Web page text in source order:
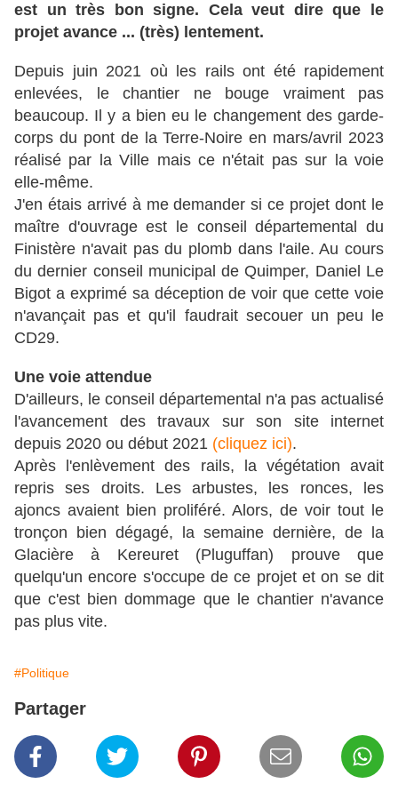
est un très bon signe. Cela veut dire que le
projet avance ... (très) lentement.
Depuis juin 2021 où les rails ont été rapidement
enlevées, le chantier ne bouge vraiment pas
beaucoup. Il y a bien eu le changement des garde-
corps du pont de la Terre-Noire en mars/avril 2023
réalisé par la Ville mais ce n'était pas sur la voie
elle-même.
J'en étais arrivé à me demander si ce projet dont le
maître d'ouvrage est le conseil départemental du
Finistère n'avait pas du plomb dans l'aile. Au cours
du dernier conseil municipal de Quimper, Daniel Le
Bigot a exprimé sa déception de voir que cette voie
n'avançait pas et qu'il faudrait secouer un peu le
CD29.
Une voie attendue
D'ailleurs, le conseil départemental n'a pas actualisé
l'avancement des travaux sur son site internet
depuis 2020 ou début 2021 (cliquez ici).
Après l'enlèvement des rails, la végétation avait
repris ses droits. Les arbustes, les ronces, les
ajoncs avaient bien proliféré. Alors, de voir tout le
tronçon bien dégagé, la semaine dernière, de la
Glacière à Kereuret (Pluguffan) prouve que
quelqu'un encore s'occupe de ce projet et on se dit
que c'est bien dommage que le chantier n'avance
pas plus vite.
#Politique
Partager